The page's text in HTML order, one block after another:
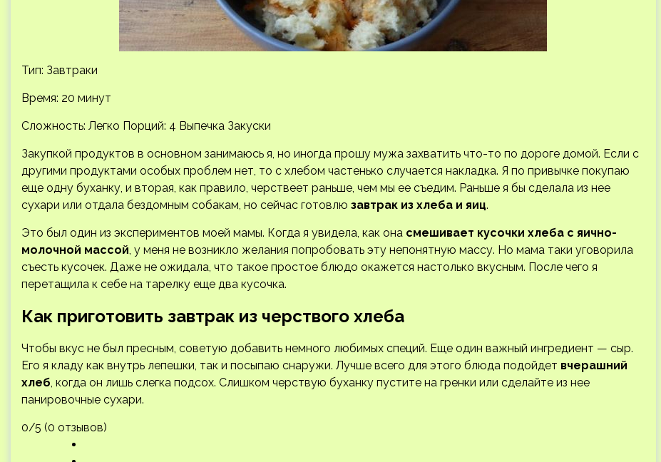
Тип: Завтраки
Время: 20 минут
Сложность: Легко Порций: 4 Выпечка Закуски
Закупкой продуктов в основном занимаюсь я, но иногда прошу мужа захватить что-то по дороге домой. Если с
другими продуктами особых проблем нет, то с хлебом частенько случается накладка. Я по привычке покупаю
еще одну буханку, и вторая, как правило, черствеет раньше, чем мы ее съедим. Раньше я бы сделала из нее
сухари или отдала бездомным собакам, но сейчас готовлю завтрак из хлеба и яиц.
Это был один из экспериментов моей мамы. Когда я увидела, как она смешивает кусочки хлеба с яично-
молочной массой, у меня не возникло желания попробовать эту непонятную массу. Но мама таки уговорила
съесть кусочек. Даже не ожидала, что такое простое блюдо окажется настолько вкусным. После чего я
перетащила к себе на тарелку еще два кусочка.
Как приготовить завтрак из черствого хлеба
Чтобы вкус не был пресным, советую добавить немного любимых специй. Еще один важный ингредиент — сыр.
Его я кладу как внутрь лепешки, так и посыпаю снаружи. Лучше всего для этого блюда подойдет вчерашний
хлеб, когда он лишь слегка подсох. Слишком черствую буханку пустите на гренки или сделайте из нее
панировочные сухари.
0/5 (0 отзывов)